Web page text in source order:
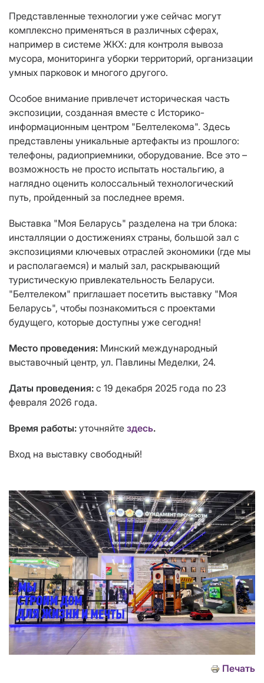
Представленные технологии уже сейчас могут
комплексно применяться в различных сферах,
например в системе ЖКХ: для контроля вывоза
мусора, мониторинга уборки территорий, организации
умных парковок и многого другого.
Особое внимание привлечет историческая часть
экспозиции, созданная вместе с Историко-
информационным центром "Белтелекома". Здесь
представлены уникальные артефакты из прошлого:
телефоны, радиоприемники, оборудование. Все это –
возможность не просто испытать ностальгию, а
наглядно оценить колоссальный технологический
путь, пройденный за последнее время.
Выставка "Моя Беларусь" разделена на три блока:
инсталляции о достижениях страны, большой зал с
экспозициями ключевых отраслей экономики (где мы
и располагаемся) и малый зал, раскрывающий
туристическую привлекательность Беларуси.
"Белтелеком" приглашает посетить выставку "Моя
Беларусь", чтобы познакомиться с проектами
будущего, которые доступны уже сегодня!
Место проведения: Минский международный
выставочный центр, ул. Павлины Меделки, 24.
Даты проведения: с 19 декабря 2025 года по 23
февраля 2026 года.
Время работы: уточняйте здесь.
Вход на выставку свободный!
Печать